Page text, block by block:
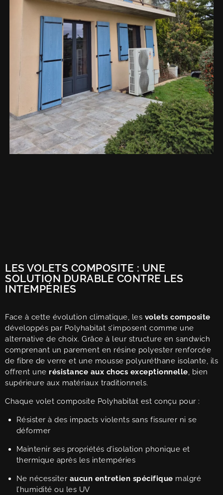
LES VOLETS COMPOSITE : UNE
SOLUTION DURABLE CONTRE LES
INTEMPÉRIES
Face à cette évolution climatique, les volets composite
développés par Polyhabitat s’imposent comme une
alternative de choix. Grâce à leur structure en sandwich
comprenant un parement en résine polyester renforcée
de fibre de verre et une mousse polyuréthane isolante, ils
offrent une résistance aux chocs exceptionnelle, bien
supérieure aux matériaux traditionnels.
Chaque volet composite Polyhabitat est conçu pour :
Résister à des impacts violents sans fissurer ni se
déformer
Maintenir ses propriétés d’isolation phonique et
thermique après les intempéries
Ne nécessiter aucun entretien spécifique malgré
l’humidité ou les UV